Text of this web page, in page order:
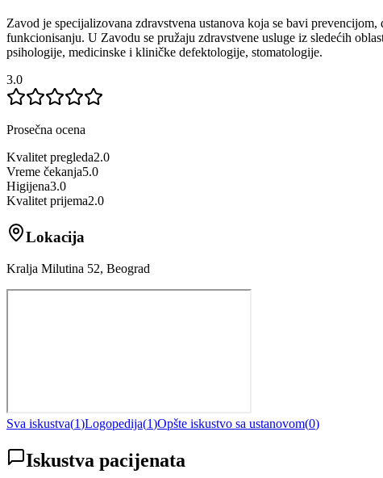
Zavod je specijalizovana zdravstvena ustanova koja se bavi
funkcionisanju. U Zavodu se pružaju zdravstvene usluge iz sledećih
psihologije, medicinske i kliničke defektologije, stomatologije.
3.0
Prosečna ocena
Kvalitet pregleda2.0
Vreme čekanja5.0
Higijena3.0
Kvalitet prijema2.0
Lokacija
Kralja Milutina 52, Beograd
Sva iskustva(1)Logopedija(1)Opšte iskustvo sa ustanovom(0)
Iskustva pacijenata